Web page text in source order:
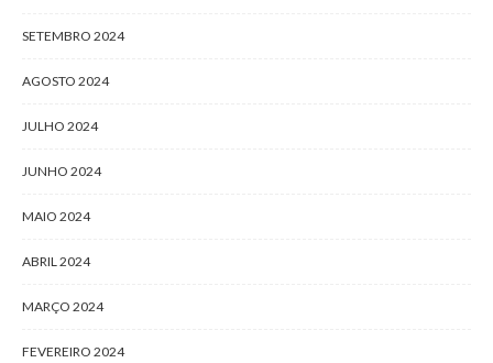
SETEMBRO 2024
AGOSTO 2024
JULHO 2024
JUNHO 2024
MAIO 2024
ABRIL 2024
MARÇO 2024
FEVEREIRO 2024